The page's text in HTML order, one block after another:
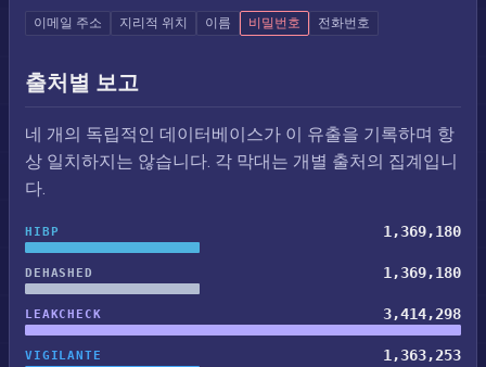
이메일 주소 지리적 위치 이름 비밀번호 전화번호
출처별 보고
네 개의 독립적인 데이터베이스가 이 유출을 기록하며 항
상 일치하지는 않습니다. 각 막대는 개별 출처의 집계입니
다.
HIBP 1,369,180
DEHASHED 1,369,180
LEAKCHECK 3,414,298
VIGILANTE 1,363,253